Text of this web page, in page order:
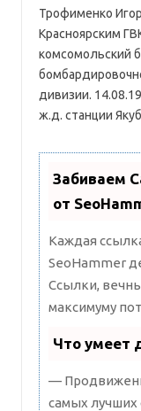
Трофименко
Красноярским
комсомольский
дивизии.
ж.д. станции
Забиваем
от
Каждая
SeoHammer
Ссылки,
максимуму
Что умеет
—
самых лучших